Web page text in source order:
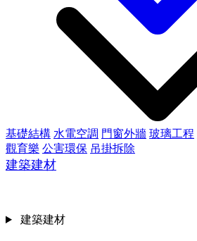
基礎結構 水電空調 門窗外牆 玻璃工程
觀育樂 公害環保 吊掛拆除
建築建材
建築建材